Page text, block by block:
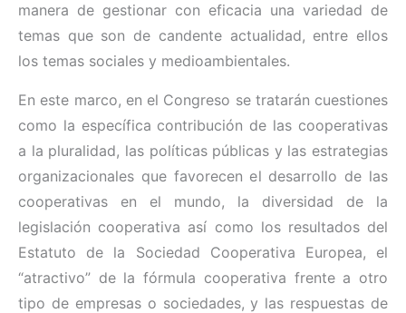
manera de gestionar con eficacia una variedad de
temas que son de candente actualidad, entre ellos
los temas sociales y medioambientales.
En este marco, en el Congreso se tratarán cuestiones
como la específica contribución de las cooperativas
a la pluralidad, las políticas públicas y las estrategias
organizacionales que favorecen el desarrollo de las
cooperativas en el mundo, la diversidad de la
legislación cooperativa así como los resultados del
Estatuto de la Sociedad Cooperativa Europea, el
“atractivo” de la fórmula cooperativa frente a otro
tipo de empresas o sociedades, y las respuestas de